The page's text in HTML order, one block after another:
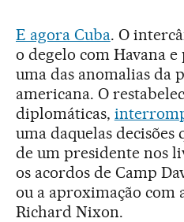
E agora Cuba. O
o degelo com Havana
uma das anomalias da
americana. O
diplomáticas,
uma daquelas
de um presidente nos
os acordos de Camp
ou a aproximação com
Richard Nixon.